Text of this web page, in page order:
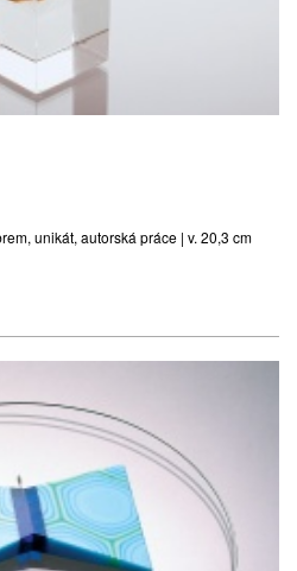
unikát, autorská práce | v. 20,3 cm